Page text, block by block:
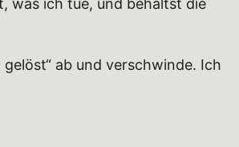
ab und verschwinde. Ich